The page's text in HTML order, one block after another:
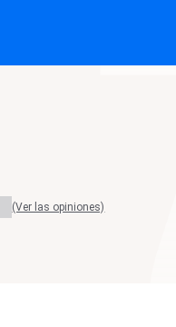
(Ver las opiniones)